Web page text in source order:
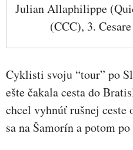
Julian Allaphilippe
(CCC), 3.
Cyklisti svoju “tour” po
ešte čakala cesta do
chcel vyhnúť rušnej ceste
sa na Šamorín a potom